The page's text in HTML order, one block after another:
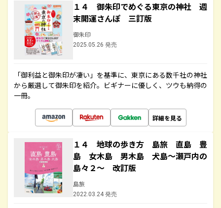
１４ 御朱印でめぐる東京の神社 週
末開運さんぽ 三訂版
御朱印
2025.05.26 発売
「御利益と御朱印が凄い」を基準に、東京にある数千社の神社
から厳選して御朱印を紹介。ビギナーに優しく、ツウも納得の
一冊。
詳細を見る
１４ 地球の歩き方 島旅 直島 豊
島 女木島 男木島 犬島～瀬戸内の
島々２～ 改訂版
島旅
2022.03.24 発売